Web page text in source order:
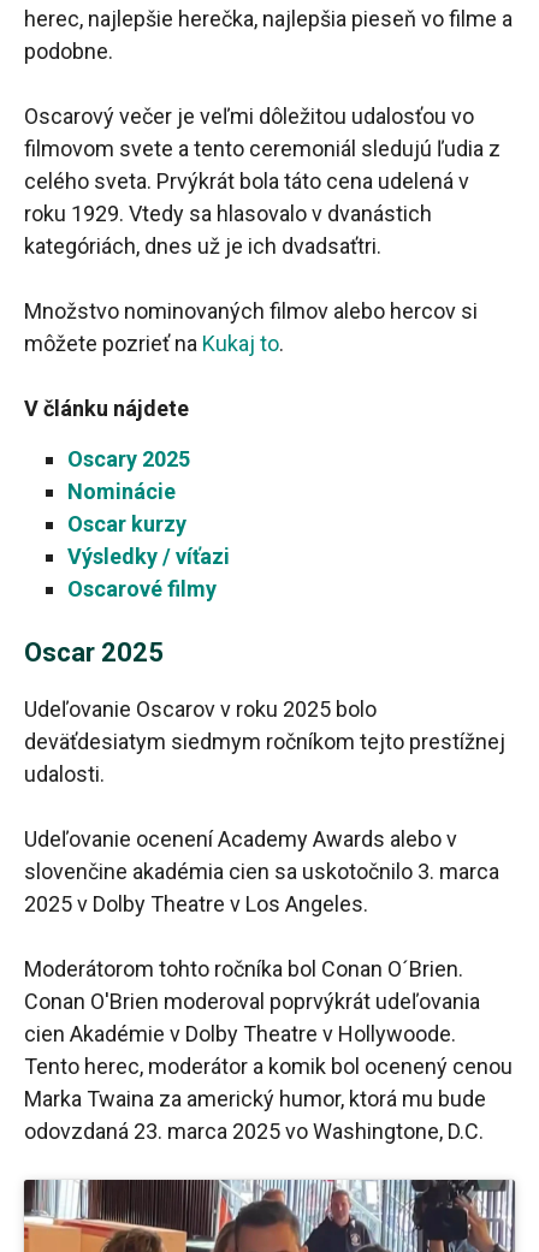
herec, najlepšie herečka, najlepšia pieseň vo filme a
podobne.
Oscarový večer je veľmi dôležitou udalosťou vo
filmovom svete a tento ceremoniál sledujú ľudia z
celého sveta. Prvýkrát bola táto cena udelená v
roku 1929. Vtedy sa hlasovalo v dvanástich
kategóriách, dnes už je ich dvadsaťtri.
Množstvo nominovaných filmov alebo hercov si
môžete pozrieť na Kukaj to.
V článku nájdete
Oscary 2025
Nominácie
Oscar kurzy
Výsledky / víťazi
Oscarové filmy
Oscar 2025
Udeľovanie Oscarov v roku 2025 bolo
deväťdesiatym siedmym ročníkom tejto prestížnej
udalosti.
Udeľovanie ocenení Academy Awards alebo v
slovenčine akadémia cien sa uskotočnilo 3. marca
2025 v Dolby Theatre v Los Angeles.
Moderátorom tohto ročníka bol Conan O´Brien.
Conan O'Brien moderoval poprvýkrát udeľovania
cien Akadémie v Dolby Theatre v Hollywoode.
Tento herec, moderátor a komik bol ocenený cenou
Marka Twaina za americký humor, ktorá mu bude
odovzdaná 23. marca 2025 vo Washingtone, D.C.